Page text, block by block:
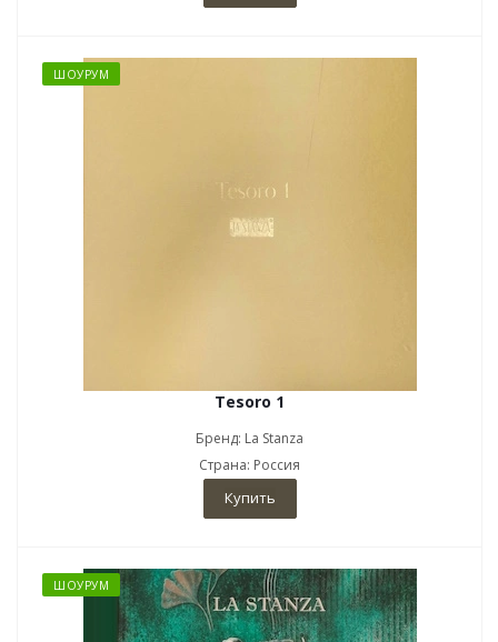
ШОУРУМ
Tesoro 1
Бренд: La Stanza
Страна: Россия
Купить
ШОУРУМ